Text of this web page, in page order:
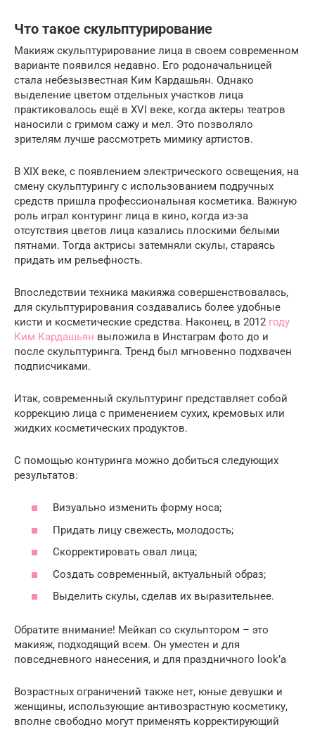
Что такое скульптурирование
Макияж скульптурирование лица в своем современном
варианте появился недавно. Его родоначальницей
стала небезызвестная Ким Кардашьян. Однако
выделение цветом отдельных участков лица
практиковалось ещё в XVI веке, когда актеры театров
наносили с гримом сажу и мел. Это позволяло
зрителям лучше рассмотреть мимику артистов.
В XIX веке, с появлением электрического освещения, на
смену скульптурингу с использованием подручных
средств пришла профессиональная косметика. Важную
роль играл контуринг лица в кино, когда из-за
отсутствия цветов лица казались плоскими белыми
пятнами. Тогда актрисы затемняли скулы, стараясь
придать им рельефность.
Впоследствии техника макияжа совершенствовалась,
для скульптурирования создавались более удобные
кисти и косметические средства. Наконец, в 2012 году
Ким Кардашьян выложила в Инстаграм фото до и
после скульптуринга. Тренд был мгновенно подхвачен
подписчиками.
Итак, современный скульптуринг представляет собой
коррекцию лица с применением сухих, кремовых или
жидких косметических продуктов.
С помощью контуринга можно добиться следующих
результатов:
Визуально изменить форму носа;
Придать лицу свежесть, молодость;
Скорректировать овал лица;
Создать современный, актуальный образ;
Выделить скулы, сделав их выразительнее.
Обратите внимание! Мейкап со скульптором – это
макияж, подходящий всем. Он уместен и для
повседневного нанесения, и для праздничного look’а
Возрастных ограничений также нет, юные девушки и
женщины, использующие антивозрастную косметику,
вполне свободно могут применять корректирующий